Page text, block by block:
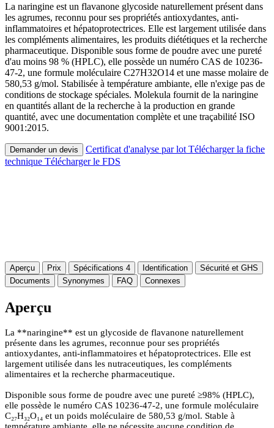
La naringine est un flavanone glycoside naturellement présent dans
les agrumes, reconnu pour ses propriétés antioxydantes, anti-
inflammatoires et hépatoprotectrices. Elle est largement utilisée dans
les compléments alimentaires, les produits diététiques et la recherche
pharmaceutique. Disponible sous forme de poudre avec une pureté
d'au moins 98 % (HPLC), elle possède un numéro CAS de 10236-
47-2, une formule moléculaire C27H32O14 et une masse molaire de
580,53 g/mol. Stabilisée à température ambiante, elle n'exige pas de
conditions de stockage spéciales. Molekula fournit de la naringine
en quantités allant de la recherche à la production en grande
quantité, avec une documentation complète et une traçabilité ISO
9001:2015.
Demander un devis Certificat d'analyse par lot Télécharger la fiche
technique Télécharger le FDS
Aperçu Prix Spécifications 4 Identification
Sécurité et GHS
Documents
Synonymes FAQ Connexes
Aperçu
La **naringine** est un glycoside de flavanone naturellement
présente dans les agrumes, reconnue pour ses propriétés
antioxydantes, anti-inflammatoires et hépatoprotectrices. Elle est
largement utilisée dans les nutraceutiques, les compléments
alimentaires et la recherche pharmaceutique.
Disponible sous forme de poudre avec une pureté ≥98% (HPLC),
elle possède le numéro CAS 10236-47-2, une formule moléculaire
C₂₇H₃₂O₁₄ et un poids moléculaire de 580,53 g/mol. Stable à